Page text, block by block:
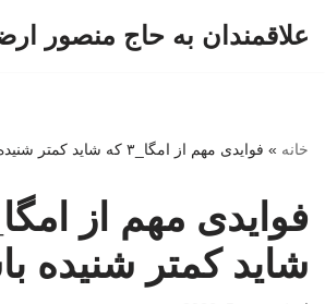
علاقمندان به حاج منصور
خانه » فوایدی مهم از امگا_۳ که شاید کمتر شنیده باشید
شاید کمتر شنیده